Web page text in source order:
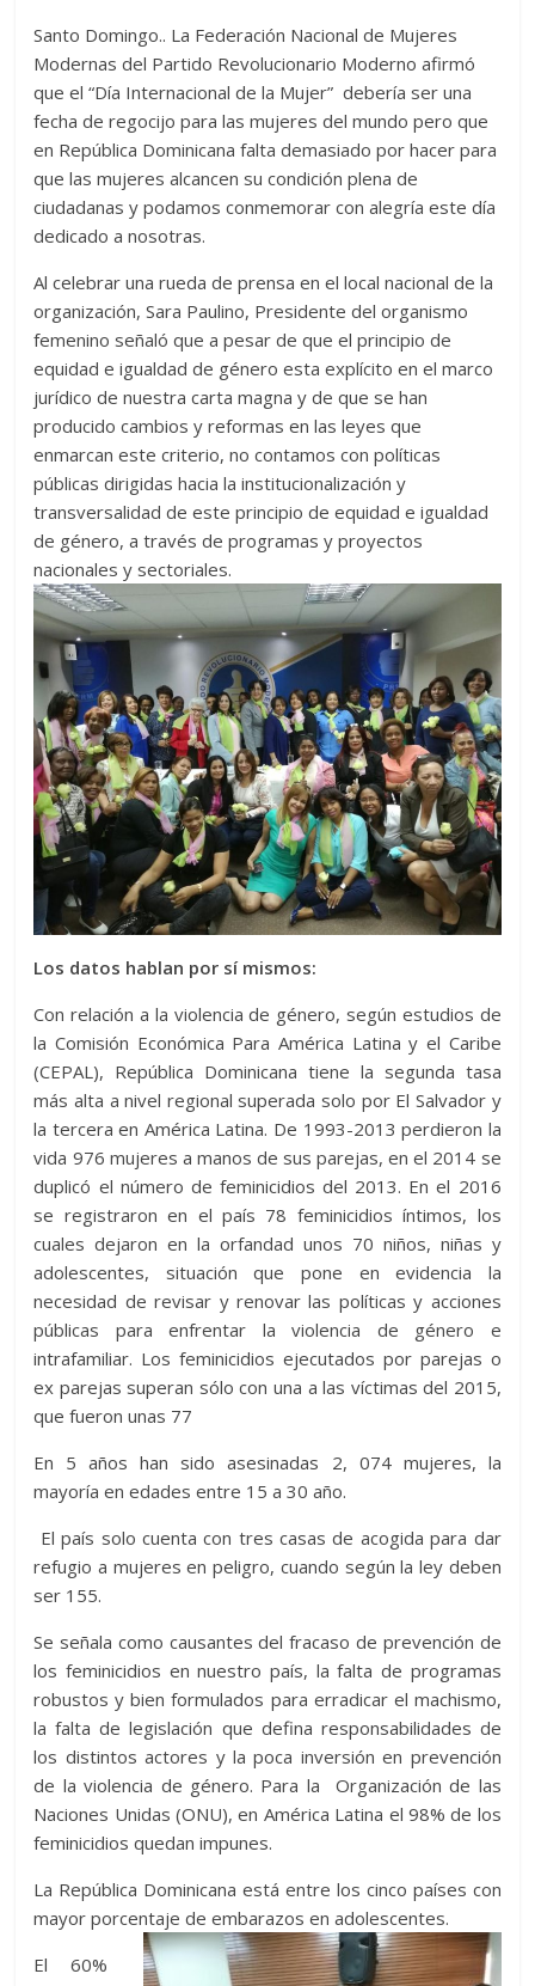
er s
A
p
p
di
t
b
o
o
k
e
n
g
er
p
e
gr
a
m
a
g
e
m
p
ar
ti
r
Santo Domingo.. La Federación Nacional de Mujeres
Modernas del Partido Revolucionario Moderno afirmó
que el “Día Internacional de la Mujer” debería ser una
fecha de regocijo para las mujeres del mundo pero que
en República Dominicana falta demasiado por hacer para
que las mujeres alcancen su condición plena de
ciudadanas y podamos conmemorar con alegría este día
dedicado a nosotras.
Al celebrar una rueda de prensa en el local nacional de la
organización, Sara Paulino, Presidente del organismo
femenino señaló que a pesar de que el principio de
equidad e igualdad de género esta explícito en el marco
jurídico de nuestra carta magna y de que se han
producido cambios y reformas en las leyes que
enmarcan este criterio, no contamos con políticas
públicas dirigidas hacia la institucionalización y
transversalidad de este principio de equidad e igualdad
de género, a través de programas y proyectos
nacionales y sectoriales.
Los datos hablan por sí mismos:
Con relación a la violencia de género, según estudios de
la Comisión Económica Para América Latina y el Caribe
(CEPAL), República Dominicana tiene la segunda tasa
más alta a nivel regional superada solo por El Salvador y
la tercera en América Latina. De 1993-2013 perdieron la
vida 976 mujeres a manos de sus parejas, en el 2014 se
duplicó el número de feminicidios del 2013. En el 2016
se registraron en el país 78 feminicidios íntimos, los
cuales dejaron en la orfandad unos 70 niños, niñas y
adolescentes, situación que pone en evidencia la
necesidad de revisar y renovar las políticas y acciones
públicas para enfrentar la violencia de género e
intrafamiliar. Los feminicidios ejecutados por parejas o
ex parejas superan sólo con una a las víctimas del 2015,
que fueron unas 77
En 5 años han sido asesinadas 2, 074 mujeres, la
mayoría en edades entre 15 a 30 año.
El país solo cuenta con tres casas de acogida para dar
refugio a mujeres en peligro, cuando según la ley deben
ser 155.
Se señala como causantes del fracaso de prevención de
los feminicidios en nuestro país, la falta de programas
robustos y bien formulados para erradicar el machismo,
la falta de legislación que defina responsabilidades de
los distintos actores y la poca inversión en prevención
de la violencia de género. Para la Organización de las
Naciones Unidas (ONU), en América Latina el 98% de los
feminicidios quedan impunes.
La República Dominicana está entre los cinco países con
mayor porcentaje de embarazos en adolescentes.
El 60%